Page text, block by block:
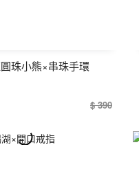
珠小熊×串珠手環
$ 390